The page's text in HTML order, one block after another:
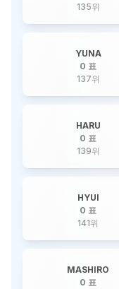
135위
YUNA
0 표
137위
HARU
0 표
139위
HYUI
0 표
141위
MASHIRO
0 표